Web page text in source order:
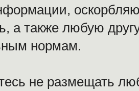
а также любую
нормам.
не размещать